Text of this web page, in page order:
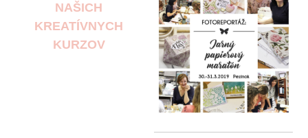
NAŠICH
KREATÍVNYCH
KURZOV